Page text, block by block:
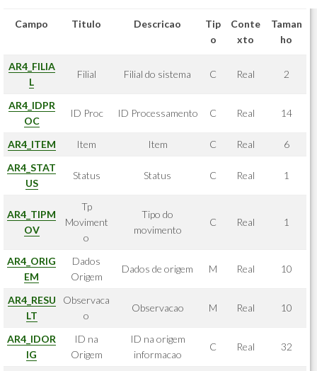
Campo Titulo Descricao
Tip
o
Conte
xto
Taman
ho
AR4_FILIA
L
Filial Filial do sistema C Real 2
AR4_IDPR
OC
ID Proc ID Processamento C Real 14
AR4_ITEM Item Item C Real
6
AR4_STAT
US
Status Status C Real 1
AR4_TIPM
OV
Tp
Moviment
o
Tipo do
movimento
C Real 1
AR4_ORIG
EM
Dados
Origem
Dados de origem M Real 10
AR4_RESU
LT
Observaca
o
Observacao M Real 10
AR4_IDOR
IG
ID na
Origem
ID na origem
informacao
C Real 32